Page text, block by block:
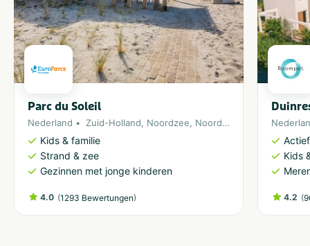
Parc du Soleil
Nederland Zuid-Holland, Noordzee, Noordwijk
Kids & familie
Strand & zee
Gezinnen met jonge kinderen
4.0 (1293 Bewertungen)
Kids
4.2 (